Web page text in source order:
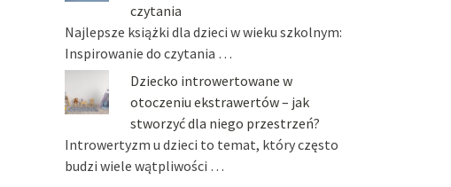
czytania
Najlepsze książki dla dzieci w wieku szkolnym:
Inspirowanie do czytania …
Dziecko introwertowane w
otoczeniu ekstrawertów – jak
stworzyć dla niego przestrzeń?
Introwertyzm u dzieci to temat, który często
budzi wiele wątpliwości …